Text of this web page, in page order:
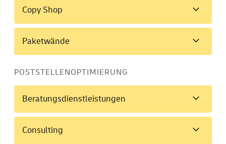
Copy Shop
Paketwände
POSTSTELLENOPTIMIERUNG
Beratungsdienstleistungen
Consulting